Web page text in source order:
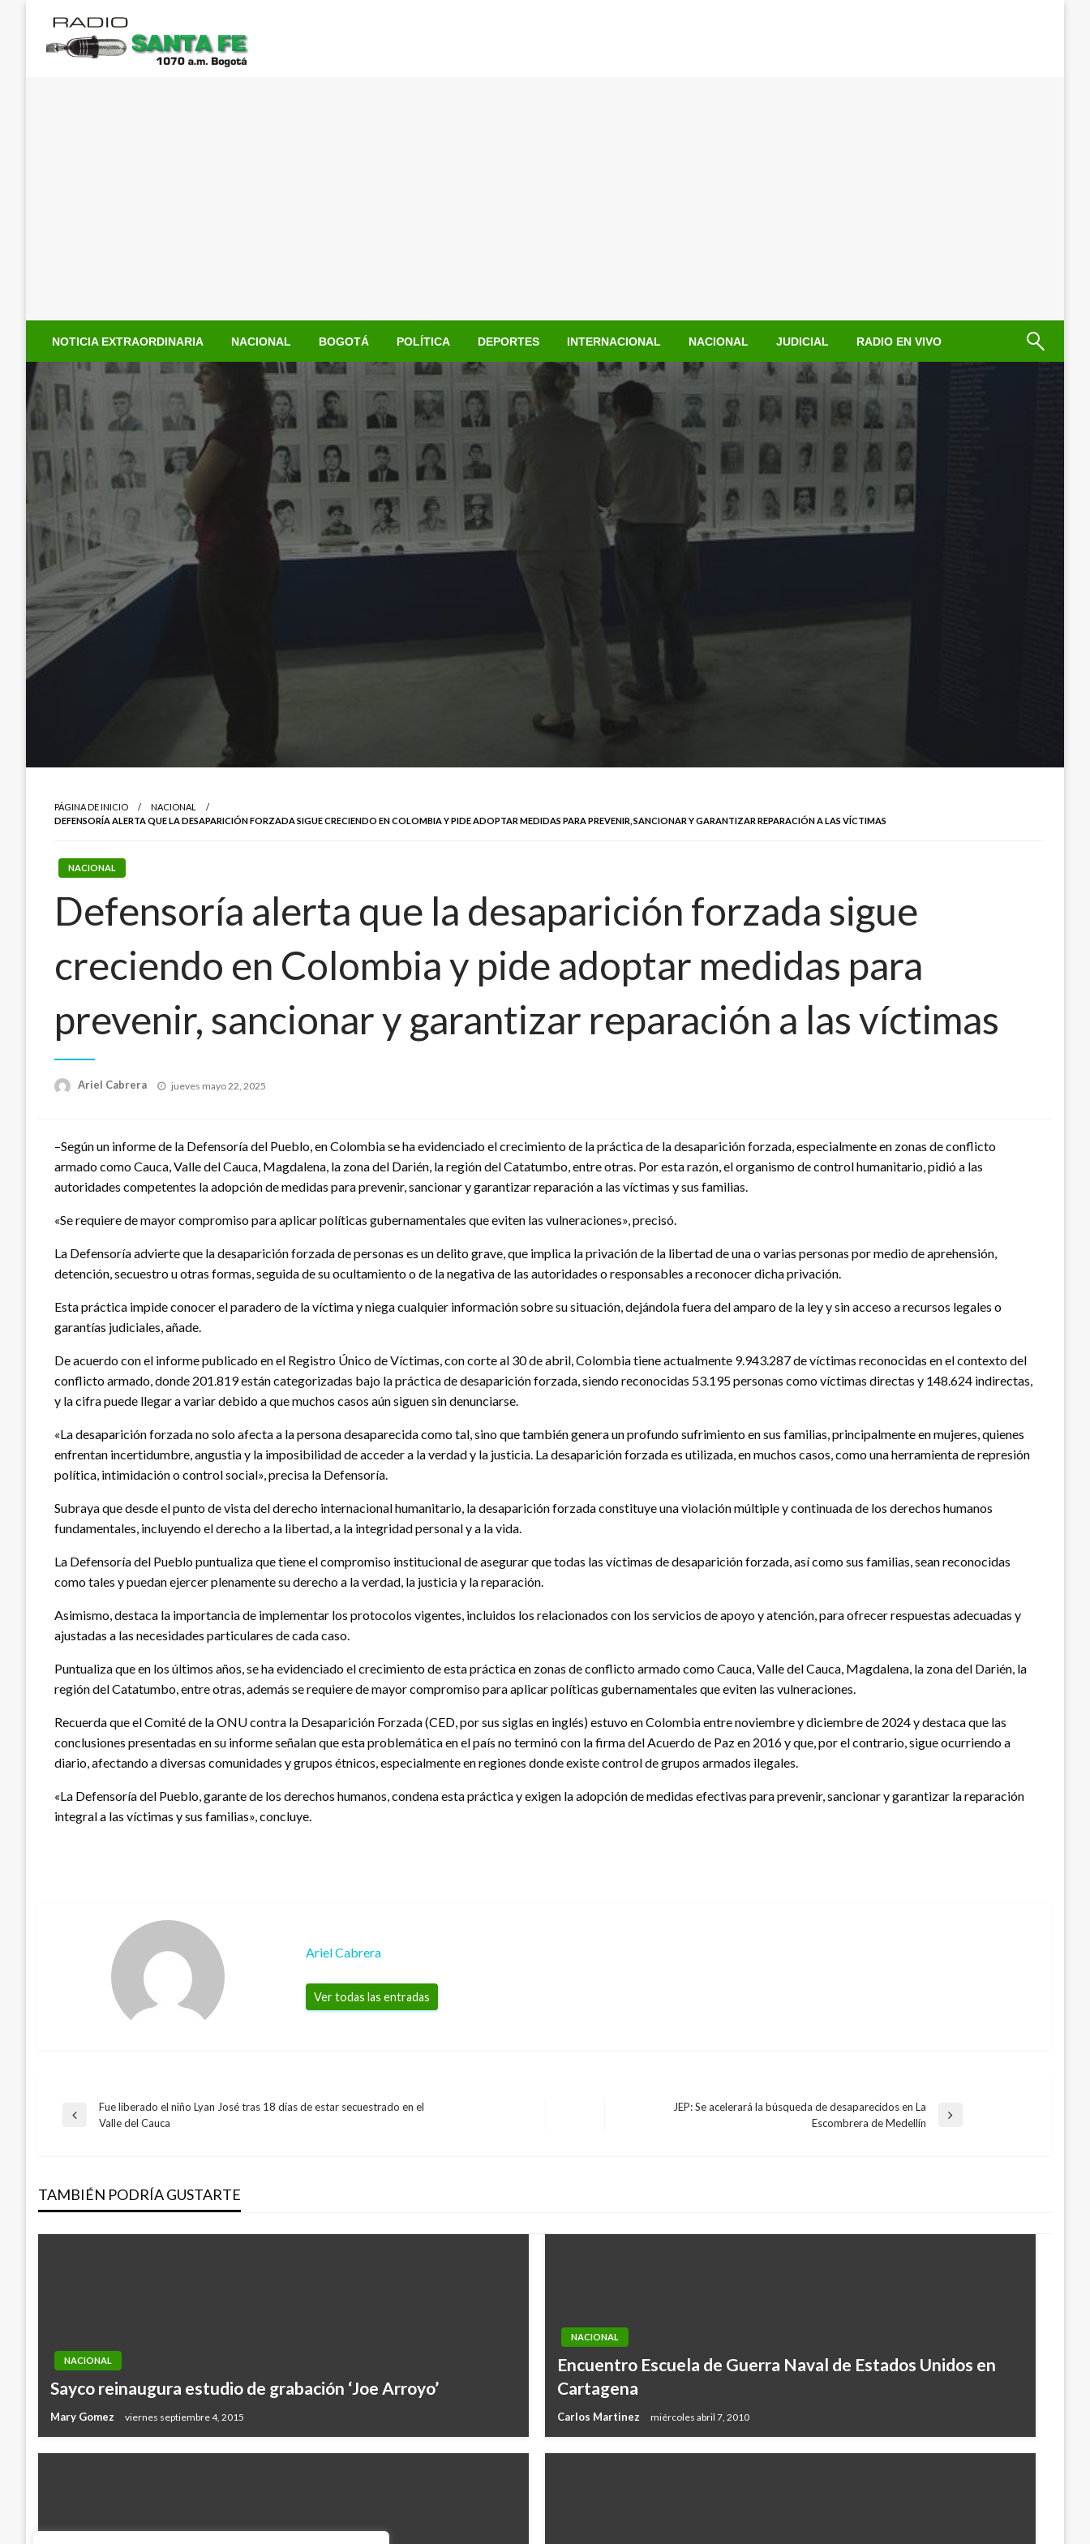
contenido
NOTICIA EXTRAORDINARIA NACIONAL BOGOTÁ POLÍTICA DEPORTES INTERNACIONAL NACIONAL JUDICIAL RADIO EN VIVO
PÁGINA DE INICIO
NACIONAL
DEFENSORÍA ALERTA QUE LA DESAPARICIÓN FORZADA SIGUE CRECIENDO EN COLOMBIA Y PIDE ADOPTAR MEDIDAS PARA PREVENIR, SANCIONAR Y GARANTIZAR REPARACIÓN A LAS VÍCTIMAS
NACIONAL
Defensoría alerta que la desaparición forzada sigue
creciendo en Colombia y pide adoptar medidas para
prevenir, sancionar y garantizar reparación a las víctimas
Ariel Cabrera
Publicado
jueves mayo 22, 2025
–Según un informe de la Defensoría del Pueblo, en Colombia se ha evidenciado el crecimiento de la práctica de la desaparición forzada, especialmente en zonas de conflicto
armado como Cauca, Valle del Cauca, Magdalena, la zona del Darién, la región del Catatumbo, entre otras. Por esta razón, el organismo de control humanitario, pidió a las
autoridades competentes la adopción de medidas para prevenir, sancionar y garantizar reparación a las víctimas y sus familias.
«Se requiere de mayor compromiso para aplicar políticas gubernamentales que eviten las vulneraciones», precisó.
La Defensoría advierte que la desaparición forzada de personas es un delito grave, que implica la privación de la libertad de una o varias personas por medio de aprehensión,
detención, secuestro u otras formas, seguida de su ocultamiento o de la negativa de las autoridades o responsables a reconocer dicha privación.
Esta práctica impide conocer el paradero de la víctima y niega cualquier información sobre su situación, dejándola fuera del amparo de la ley y sin acceso a recursos legales o
garantías judiciales, añade.
De acuerdo con el informe publicado en el Registro Único de Víctimas, con corte al 30 de abril, Colombia tiene actualmente 9.943.287 de víctimas reconocidas en el contexto del
conflicto armado, donde 201.819 están categorizadas bajo la práctica de desaparición forzada, siendo reconocidas 53.195 personas como víctimas directas y 148.624 indirectas,
y la cifra puede llegar a variar debido a que muchos casos aún siguen sin denunciarse.
«La desaparición forzada no solo afecta a la persona desaparecida como tal, sino que también genera un profundo sufrimiento en sus familias, principalmente en mujeres, quienes
enfrentan incertidumbre, angustia y la imposibilidad de acceder a la verdad y la justicia. La desaparición forzada es utilizada, en muchos casos, como una herramienta de represión
política, intimidación o control social», precisa la Defensoría.
Subraya que desde el punto de vista del derecho internacional humanitario, la desaparición forzada constituye una violación múltiple y continuada de los derechos humanos
fundamentales, incluyendo el derecho a la libertad, a la integridad personal y a la vida.
La Defensoría del Pueblo puntualiza que tiene el compromiso institucional de asegurar que todas las víctimas de desaparición forzada, así como sus familias, sean reconocidas
como tales y puedan ejercer plenamente su derecho a la verdad, la justicia y la reparación.
Asimismo, destaca la importancia de implementar los protocolos vigentes, incluidos los relacionados con los servicios de apoyo y atención, para ofrecer respuestas adecuadas y
ajustadas a las necesidades particulares de cada caso.
Puntualiza que en los últimos años, se ha evidenciado el crecimiento de esta práctica en zonas de conflicto armado como Cauca, Valle del Cauca, Magdalena, la zona del Darién, la
región del Catatumbo, entre otras, además se requiere de mayor compromiso para aplicar políticas gubernamentales que eviten las vulneraciones.
Recuerda que el Comité de la ONU contra la Desaparición Forzada (CED, por sus siglas en inglés) estuvo en Colombia entre noviembre y diciembre de 2024 y destaca que las
conclusiones presentadas en su informe señalan que esta problemática en el país no terminó con la firma del Acuerdo de Paz en 2016 y que, por el contrario, sigue ocurriendo a
diario, afectando a diversas comunidades y grupos étnicos, especialmente en regiones donde existe control de grupos armados ilegales.
«La Defensoría del Pueblo, garante de los derechos humanos, condena esta práctica y exigen la adopción de medidas efectivas para prevenir, sancionar y garantizar la reparación
integral a las víctimas y sus familias», concluye.
Ariel Cabrera
Ver todas las entradas
Navegación
entradas
Entrada
Fue liberado el niño Lyan José tras 18 días de estar secuestrado en el
Valle del Cauca
JEP: Se acelerará la búsqueda de desaparecidos en La
Escombrera de Medellín
TAMBIÉN PODRÍA GUSTARTE
NACIONAL
Sayco reinaugura estudio de grabación ‘Joe Arroyo’
Mary Gomez viernes septiembre 4, 2015
NACIONAL
Encuentro Escuela de Guerra Naval de Estados Unidos en
Cartagena
Carlos Martinez miércoles abril 7, 2010